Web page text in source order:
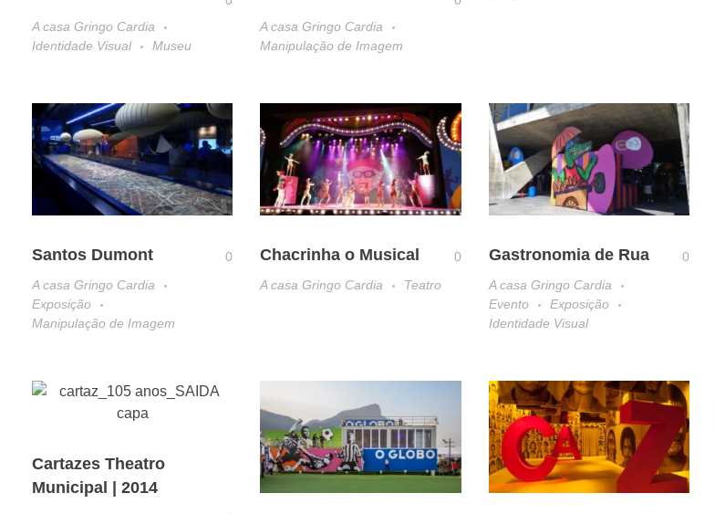
A casa Gringo Cardia
Identidade Visual
Museu
A casa Gringo Cardia
Manipulação de Imagem
Santos Dumont
0
A casa Gringo Cardia
Exposição
Manipulação de Imagem
Chacrinha o Musical
0
A casa Gringo Cardia
Teatro
Gastronomia de Rua
0
A casa Gringo Cardia
Evento
Exposição
Identidade Visual
Cartazes Theatro
Municipal | 2014